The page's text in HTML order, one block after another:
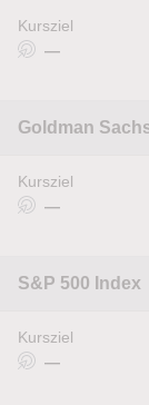
Kursziel
—
Goldman
Kursziel
—
S&P 500 Index
Kursziel
—